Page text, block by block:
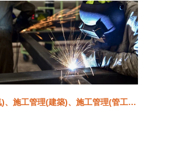
、施工管理(建築)、施工管理(管工